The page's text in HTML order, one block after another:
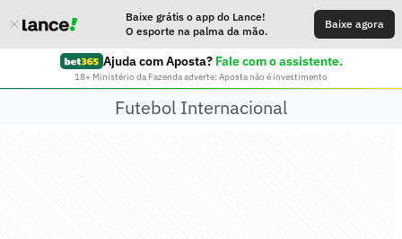
Baixe grátis o app do Lance!
O esporte na palma da mão.
Baixe agora
Ajuda com Aposta? Fale com o assistente.
18+ Ministério da Fazenda adverte: Aposta não é investimento
Futebol Internacional